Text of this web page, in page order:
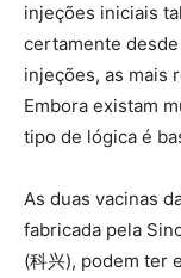
injeções iniciais
certamente
injeções, as mais
Embora existam
tipo de lógica é
As duas vacinas
fabricada pela
(科兴), podem ter